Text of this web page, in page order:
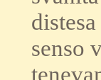
senso